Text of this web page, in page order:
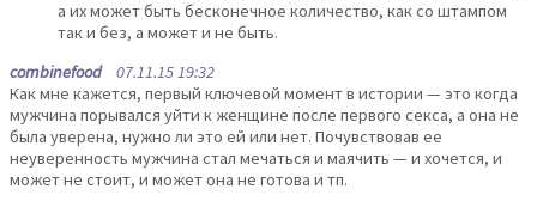
а их может быть бесконечное количество, как со штампом
так и без, а может и не быть.
combinefood07.11.15 19:32
Как мне кажется, первый ключевой момент в истории — это когда
мужчина порывался уйти к женщине после первого секса, а она не
была уверена, нужно ли это ей или нет. Почувствовав ее
неуверенность мужчина стал мечаться и маячить — и хочется, и
может не стоит, и может она не готова и тп.